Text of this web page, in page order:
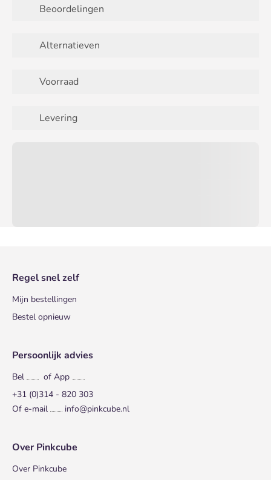
Beoordelingen
Alternatieven
Voorraad
Levering
Regel snel zelf
Mijn bestellingen
Bestel opnieuw
Persoonlijk advies
Bel
of App
+31 (0)314 - 820 303
Of e-mail
info@pinkcube.nl
Over Pinkcube
Over Pinkcube